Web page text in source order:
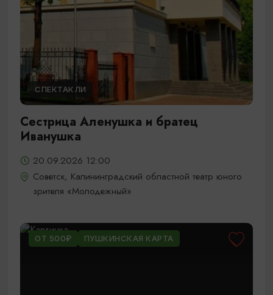
СПЕКТАКЛИ
Сестрица Аленушка и братец
Иванушка
20.09.2026 12:00
Советск, Калининградский областной театр юного
зрителя «Молодежный»
ОТ 500₽ ПУШКИНСКАЯ КАРТА